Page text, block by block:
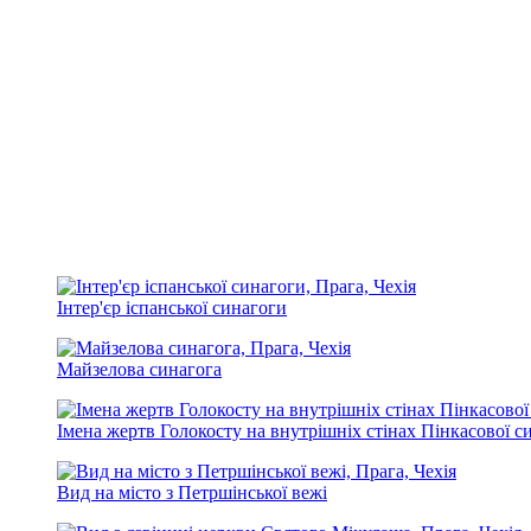
Інтер'єр іспанської синагоги
Майзелова синагога
Імена жертв Голокосту на внутрішніх стінах Пінкасової
Вид на місто з Петршінської вежі